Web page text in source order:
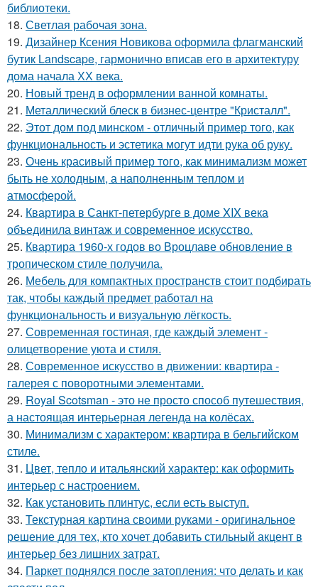
библиотеки.
18. Светлая рабочая зона.
19. Дизайнер Ксения Новикова оформила флагманский
бутик Landscape, гармонично вписав его в архитектуру
дома начала ХХ века.
20. Новый тренд в оформлении ванной комнаты.
21. Металлический блеск в бизнес-центре "Кристалл".
22. Этот дом под минском - отличный пример того, как
функциональность и эстетика могут идти рука об руку.
23. Очень красивый пример того, как минимализм может
быть не холодным, а наполненным теплом и
атмосферой.
24. Квартира в Санкт-петербурге в доме XIX века
объединила винтаж и современное искусство.
25. Квартира 1960-х годов во Вроцлаве обновление в
тропическом стиле получила.
26. Мебель для компактных пространств стоит подбирать
так, чтобы каждый предмет работал на
функциональность и визуальную лёгкость.
27. Современная гостиная, где каждый элемент -
олицетворение уюта и стиля.
28. Современное искусство в движении: квартира -
галерея с поворотными элементами.
29. Royal Scotsman - это не просто способ путешествия,
а настоящая интерьерная легенда на колёсах.
30. Минимализм с характером: квартира в бельгийском
стиле.
31. Цвет, тепло и итальянский характер: как оформить
интерьер с настроением.
32. Как установить плинтус, если есть выступ.
33. Текстурная картина своими руками - оригинальное
решение для тех, кто хочет добавить стильный акцент в
интерьер без лишних затрат.
34. Паркет поднялся после затопления: что делать и как